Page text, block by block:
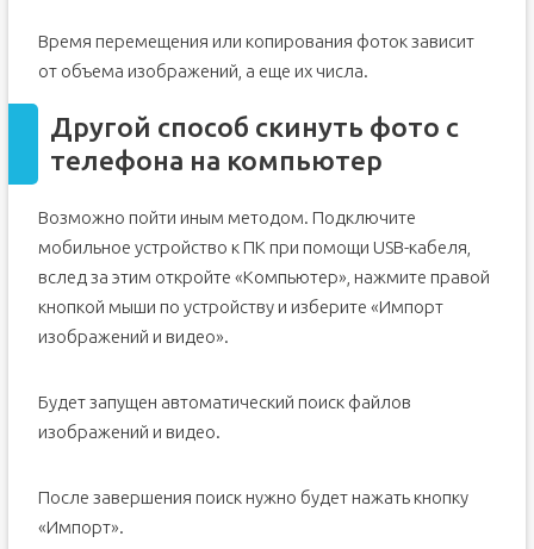
Время перемещения или копирования фоток зависит
от объема изображений, а еще их числа.
Другой способ скинуть фото с
телефона на компьютер
Возможно пойти иным методом. Подключите
мобильное устройство к ПК при помощи USB-кабеля,
вслед за этим откройте «Компьютер», нажмите правой
кнопкой мыши по устройству и изберите «Импорт
изображений и видео».
Будет запущен автоматический поиск файлов
изображений и видео.
После завершения поиск нужно будет нажать кнопку
«Импорт».